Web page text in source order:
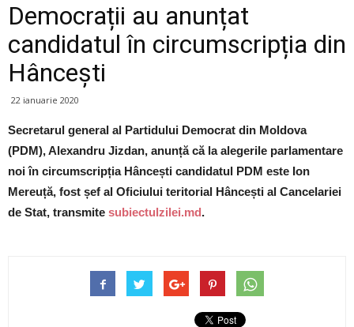
Democrații au anunțat
candidatul în circumscripția din
Hâncești
22 ianuarie 2020
Secretarul general al Partidului Democrat din Moldova
(PDM), Alexandru Jizdan, anunță că la alegerile parlamentare
noi în circumscripția Hâncești candidatul PDM este Ion
Mereuță, fost șef al Oficiului teritorial Hâncești al Cancelariei
de Stat, transmite subiectulzilei.md.